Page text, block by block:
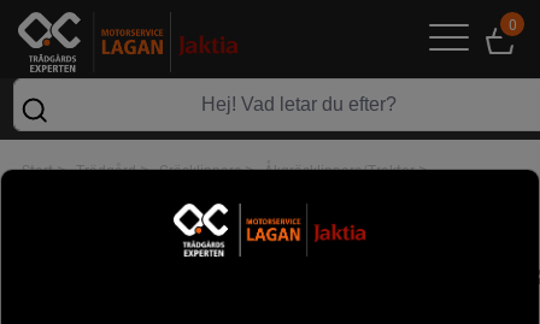
0
Start> Trädgård> Gräsklippare> Åkgräsklippare/Traktor>
Husqvarna CombiClip 112 Klippaggregat - P524